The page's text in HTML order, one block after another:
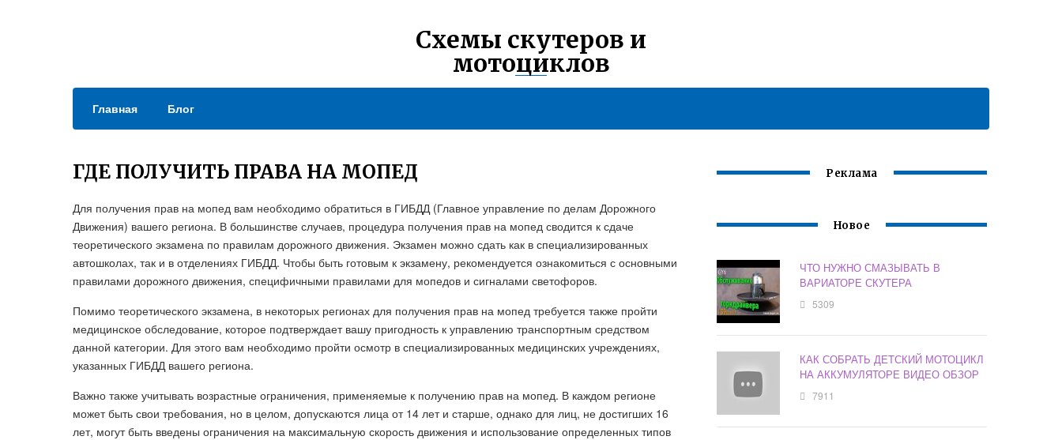
Схемы скутеров и
мотоциклов
Главная Блог
ГДЕ ПОЛУЧИТЬ ПРАВА НА МОПЕД
Для получения прав на мопед вам необходимо обратиться в ГИБДД (Главное управление по делам Дорожного
Движения) вашего региона. В большинстве случаев, процедура получения прав на мопед сводится к сдаче
теоретического экзамена по правилам дорожного движения. Экзамен можно сдать как в специализированных
автошколах, так и в отделениях ГИБДД. Чтобы быть готовым к экзамену, рекомендуется ознакомиться с основными
правилами дорожного движения, специфичными правилами для мопедов и сигналами светофоров.
Помимо теоретического экзамена, в некоторых регионах для получения прав на мопед требуется также пройти
медицинское обследование, которое подтверждает вашу пригодность к управлению транспортным средством
данной категории. Для этого вам необходимо пройти осмотр в специализированных медицинских учреждениях,
указанных ГИБДД вашего региона.
Важно также учитывать возрастные ограничения, применяемые к получению прав на мопед. В каждом регионе
может быть свои требования, но в целом, допускаются лица от 14 лет и старше, однако для лиц, не достигших 16
лет, могут быть введены ограничения на максимальную скорость движения и использование определенных типов
Реклама
Новое
ЧТО НУЖНО СМАЗЫВАТЬ В
ВАРИАТОРЕ СКУТЕРА
5309
КАК СОБРАТЬ ДЕТСКИЙ МОТОЦИКЛ
НА АККУМУЛЯТОРЕ ВИДЕО ОБЗОР
7911